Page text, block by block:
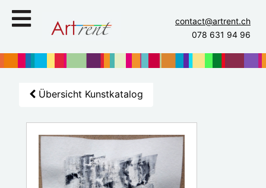
contact@artrent.ch
078 631 94 96
Übersicht Kunstkatalog